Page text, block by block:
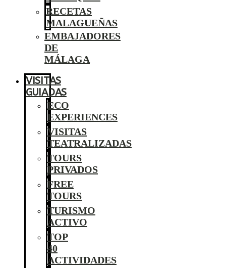
RECETAS
MALAGUEÑAS
EMBAJADORES
DE
MÁLAGA
VISITAS
GUIADAS
ECO
EXPERIENCES
VISITAS
TEATRALIZADAS
TOURS
PRIVADOS
FREE
TOURS
TURISMO
ACTIVO
TOP
40
ACTIVIDADES